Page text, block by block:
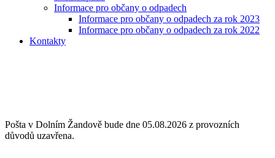
Informace pro občany o odpadech
Informace pro občany o odpadech za rok 2023
Informace pro občany o odpadech za rok 2022
Kontakty
Pošta v Dolním Žandově bude dne 05.08.2026 z provozních
důvodů uzavřena.